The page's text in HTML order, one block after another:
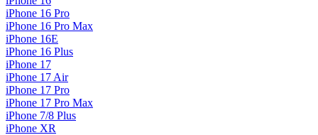
iPhone 16 Pro
iPhone 16 Pro Max
iPhone 16E
iPhone 16 Plus
iPhone 17
iPhone 17 Air
iPhone 17 Pro
iPhone 17 Pro Max
iPhone 7/8 Plus
iPhone XR